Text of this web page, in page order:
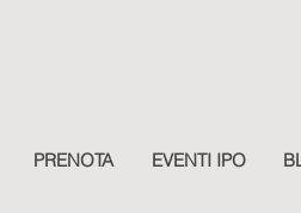
PRENOTA EVENTI IPO